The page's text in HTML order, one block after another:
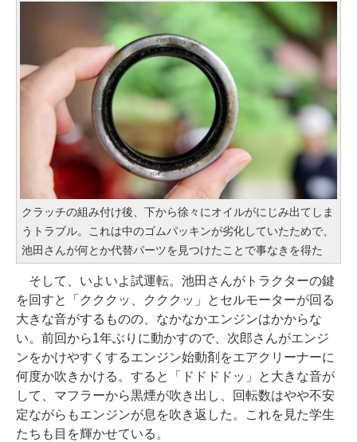
クラッチの組み付け後、下から徐々にオイルがにじみ出てしま
うトラブル。これは中のゴムパッキンが劣化していたためで、
池田さんが何とか代替パーツを見つけたことで事なきを得た
そして、いよいよ試運転。池田さんがトラクターの鍵
を回すと「クククッ、クククッ」とセルモーターが回る
大きな音がするものの、なかなかエンジンはかからな
い。前回から1年ぶりに動かすので、次郎さんがエンジ
ンをかけやすくするエンジン始動剤をエアクリーナーに
何度か吹きかける。すると「ドドドドッ」と大きな音が
して、マフラーから黒煙が吹き出し、回転数はやや不安
定ながらもエンジンが息を吹き返した。これを見た学生
たちも目を輝かせている。